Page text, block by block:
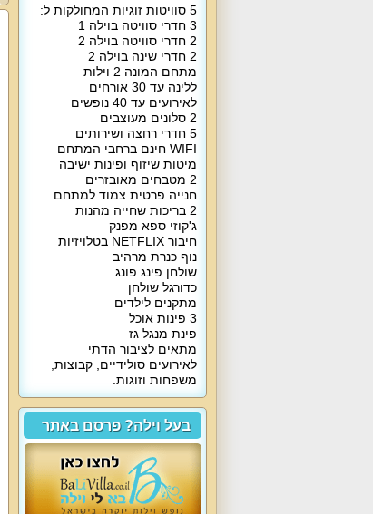
5 סוויטות זוגיות המחולקות ל:
3 חדרי סוויטה בוילה 1
2 חדרי סוויטה בוילה 2
2 חדרי שינה בוילה 2
מתחם המונה 2 וילות
ללינה עד 30 אורחים
לאירועים עד 40 נופשים
2 סלונים מעוצבים
5 חדרי רחצה ושירותים
WIFI חינם ברחבי המתחם
מיטות שיזוף ופינות ישיבה
2 מטבחים מאובזרים
חנייה פרטית צמוד למתחם
2 בריכות שחייה מהנות
ג'קוזי ספא מפנק
חיבור NETFLIX בטלויזיות
נוף כנרת מרהיב
שולחן פינג פונג
כדורגל שולחן
מתקנים לילדים
3 פינות אוכל
פינת מנגל גז
מתאים לציבור הדתי
לאירועים סולידיים, קבוצות,
משפחות וזוגות.
בעל וילה? פרסם באתר